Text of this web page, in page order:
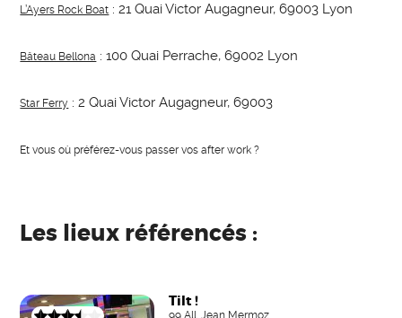
L’Ayers Rock Boat : 21 Quai Victor Augagneur, 69003 Lyon
Bâteau Bellona : 100 Quai Perrache, 69002 Lyon
Star Ferry : 2 Quai Victor Augagneur, 69003
Et vous où préférez-vous passer vos after work ?
Les lieux référencés :
Tilt !
99 All. Jean Mermoz